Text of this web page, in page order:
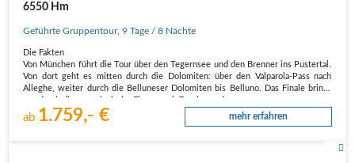
6550 Hm
Geführte Gruppentour,9 Tage / 8 Nächte
Die Fakten
Von München führt die Tour über den Tegernsee und den Brenner ins Pustertal.
Von dort geht es mitten durch die Dolomiten: über den Valparola-Pass nach
Alleghe, weiter durch die Belluneser Dolomiten bis Belluno. Das Finale bringt
ab 1.759,- € mehr erfahren